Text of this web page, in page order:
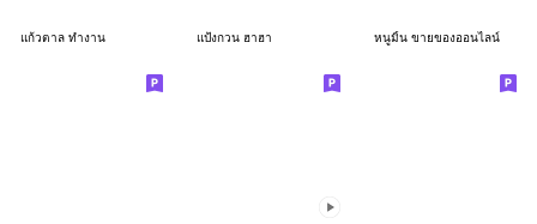
แก้วตาล ทำงาน แป้งกวน ฮาฮา หนูมิ้น ขายของออนไลน์